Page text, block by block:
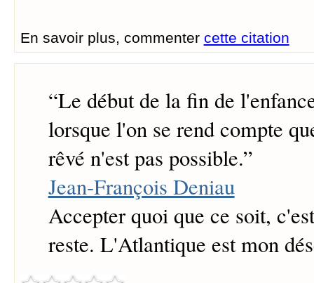
En savoir plus, commenter cette citation
“Le début de la fin de
lorsque l'on se rend compte
rêvé n'est pas possible.”
Jean-François Deniau
Accepter quoi que ce soit,
reste. L'Atlantique est mon